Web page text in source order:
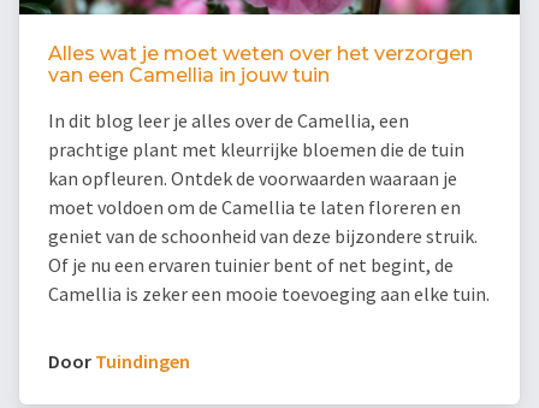
Alles wat je moet weten over het verzorgen
van een Camellia in jouw tuin
In dit blog leer je alles over de Camellia, een
prachtige plant met kleurrijke bloemen die de tuin
kan opfleuren. Ontdek de voorwaarden waaraan je
moet voldoen om de Camellia te laten floreren en
geniet van de schoonheid van deze bijzondere struik.
Of je nu een ervaren tuinier bent of net begint, de
Camellia is zeker een mooie toevoeging aan elke tuin.
Door Tuindingen